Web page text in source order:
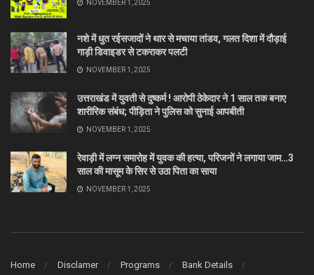
NOVEMBER 1, 2025
नशे में धुत रईसजादों ने थार से मचाया तांडव, गलत दिशा में दौड़ाई
गाड़ी डिवाइडर से टकराकर पलटी
NOVEMBER 1, 2025
उत्तराखंड में युवती से दुष्कर्म ! आरोपी ठेकेदार ने 1 साल तक बनाए
शारीरिक संबंध; पीड़िता ने पुलिस को सुनाई आपबीती
NOVEMBER 1, 2025
रेवाड़ी में लग्न समारोह में युवक की हत्या, परिजनों ने लगाया जाम…3
साल की मासूम के सिर से उठा पिता का साया
NOVEMBER 1, 2025
Home Disclamer Programs
Bank Details